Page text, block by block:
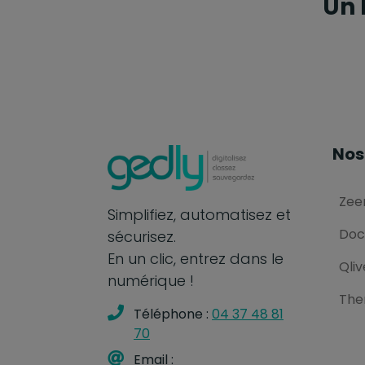
Un
Simplifiez, automatisez et
sécurisez.
En un clic, entrez dans le
numérique !
Téléphone : 04 37 48 81
70
Email :